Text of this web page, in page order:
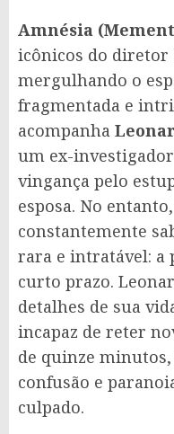
Amnésia
icônicos do diretor
mergulhando o
fragmentada e
acompanha
um ex-
vingança pelo
esposa. No
constantemente
rara e intratável: a
curto prazo.
detalhes de sua
incapaz de reter
de quinze
confusão e
culpado.